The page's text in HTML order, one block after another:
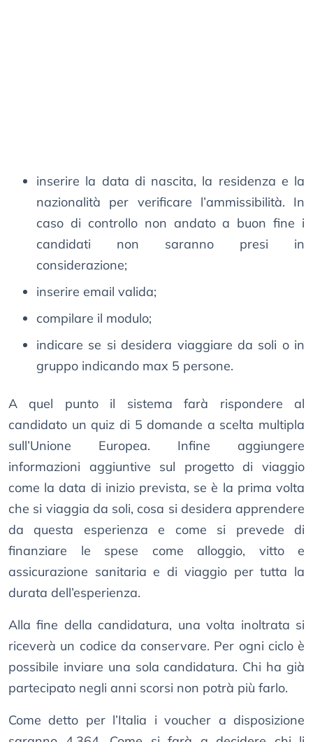
inserire la data di nascita, la residenza e la
nazionalità per verificare l’ammissibilità. In
caso di controllo non andato a buon fine i
candidati non saranno presi in
considerazione;
inserire email valida;
compilare il modulo;
indicare se si desidera viaggiare da soli o in
gruppo indicando max 5 persone.
A quel punto il sistema farà rispondere al
candidato un quiz di 5 domande a scelta multipla
sull’Unione Europea. Infine aggiungere
informazioni aggiuntive sul progetto di viaggio
come la data di inizio prevista, se è la prima volta
che si viaggia da soli, cosa si desidera apprendere
da questa esperienza e come si prevede di
finanziare le spese come alloggio, vitto e
assicurazione sanitaria e di viaggio per tutta la
durata dell’esperienza.
Alla fine della candidatura, una volta inoltrata si
riceverà un codice da conservare. Per ogni ciclo è
possibile inviare una sola candidatura. Chi ha già
partecipato negli anni scorsi non potrà più farlo.
Come detto per l’Italia i voucher a disposizione